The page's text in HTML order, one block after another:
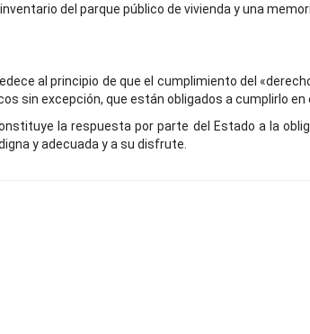
del parque público de vivienda y una
al principio de que el cumplimiento del
sin excepción, que están obligados a cumplirlo
la respuesta por parte del Estado a la
y adecuada y a su disfrute.